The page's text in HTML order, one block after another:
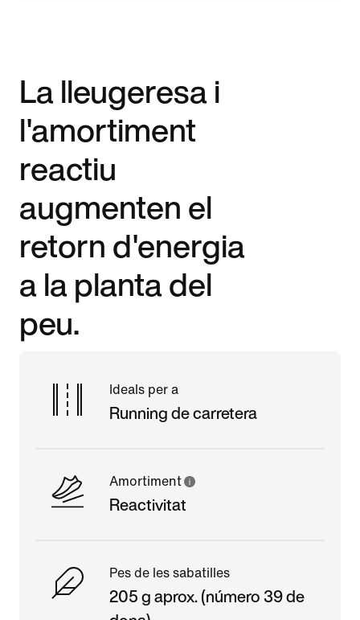
La lleugeresa i
l'amortiment
reactiu
augmenten el
retorn d'energia
a la planta del
peu.
Ideals per a
Running de carretera
Amortiment
Reactivitat
Pes de les sabatilles
205 g aprox. (número 39 de